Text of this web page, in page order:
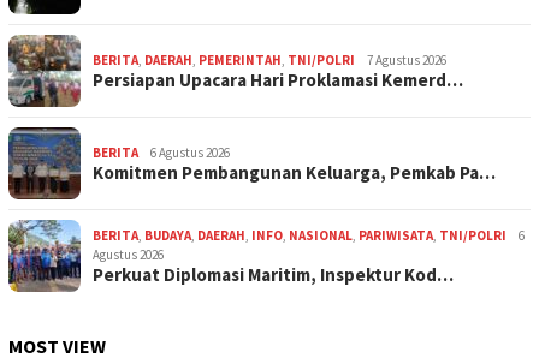
BERITA DAERAH PEMERINTAH TNI/POLRI 7 Agustus 2026
Persiapan Upacara Hari Proklamasi Kemerd…
BERITA 6 Agustus 2026
Komitmen Pembangunan Keluarga, Pemkab Pa…
BERITA BUDAYA DAERAH INFO NASIONAL PARIWISATA TNI/POLRI
6
Agustus 2026
Perkuat Diplomasi Maritim, Inspektur Kod…
MOST VIEW